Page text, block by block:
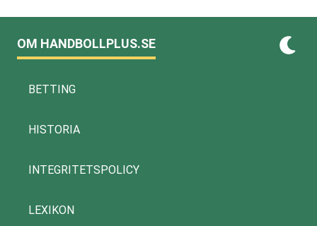
OM HANDBOLLPLUS.SE
BETTING
HISTORIA
INTEGRITETSPOLICY
LEXIKON